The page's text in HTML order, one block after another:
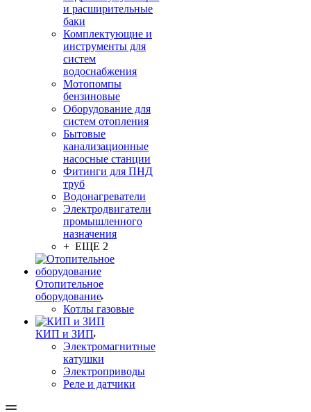
и расширительные
баки
Комплектующие и
инструменты для
систем
водоснабжения
Мотопомпы
бензиновые
Оборудование для
систем отопления
Бытовые
канализационные
насосные станции
Фитинги для ПНД
труб
Водонагреватели
Электродвигатели
промышленного
назначения
+ ЕЩЕ 2
Отопительное
оборудование
Котлы газовые
КИП и ЗИП
Электромагнитные
катушки
Электроприводы
Реле и датчики